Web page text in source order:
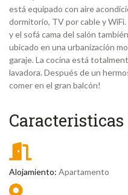
está equipado con aire
dormitorio, TV por cable y
y el sofá cama del salón
ubicado en una urbanización
garaje. La cocina está
lavadora. Después de un
comer en el gran balcón!
Caracteristicas
Alojamiento: Apartamento